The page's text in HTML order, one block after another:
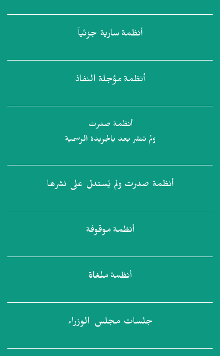
أنظمة سارية جزئياً
أنظمة مؤجلة النفاذ
أنظمة صدرت
ولم تنشر بعد بالجريدة الرسمية
أنظمة صدرت ولم يُستدل على نشرها
أنظمة موقوفة
أنظمة ملغاة
جلسات مجلس الوزراء